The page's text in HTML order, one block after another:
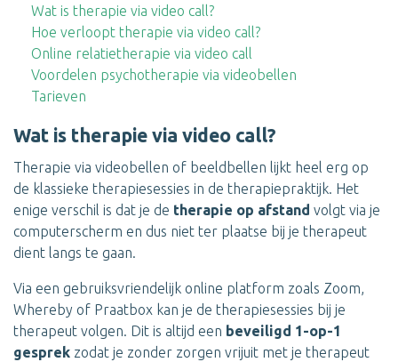
Wat is therapie via video call?
Hoe verloopt therapie via video call?
Online relatietherapie via video call
Voordelen psychotherapie via videobellen
Tarieven
Wat is therapie via video call?
Therapie via videobellen of beeldbellen lijkt heel erg op
de klassieke therapiesessies in de therapiepraktijk. Het
enige verschil is dat je de therapie op afstand volgt via je
computerscherm en dus niet ter plaatse bij je therapeut
dient langs te gaan.
Via een gebruiksvriendelijk online platform zoals Zoom,
Whereby of Praatbox kan je de therapiesessies bij je
therapeut volgen. Dit is altijd een beveiligd 1-op-1
gesprek zodat je zonder zorgen vrijuit met je therapeut